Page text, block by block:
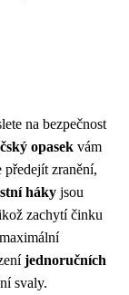
na bezpečnost
opasek vám
předejít zranění,
háky jsou
zachytí činku
jednoručních
svaly.